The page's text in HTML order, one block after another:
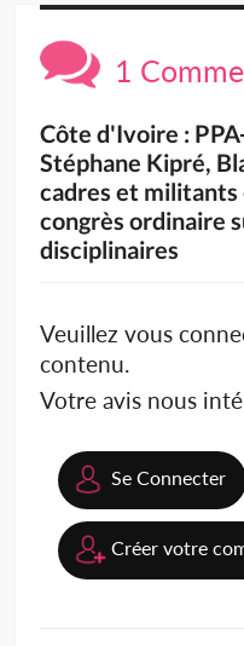
1
Côte d'Ivoire :
Stéphane Kipré,
cadres et militants
congrès ordinaire
disciplinaires
Veuillez vous
contenu.
Votre avis nous
Se Connecter
Créer votre